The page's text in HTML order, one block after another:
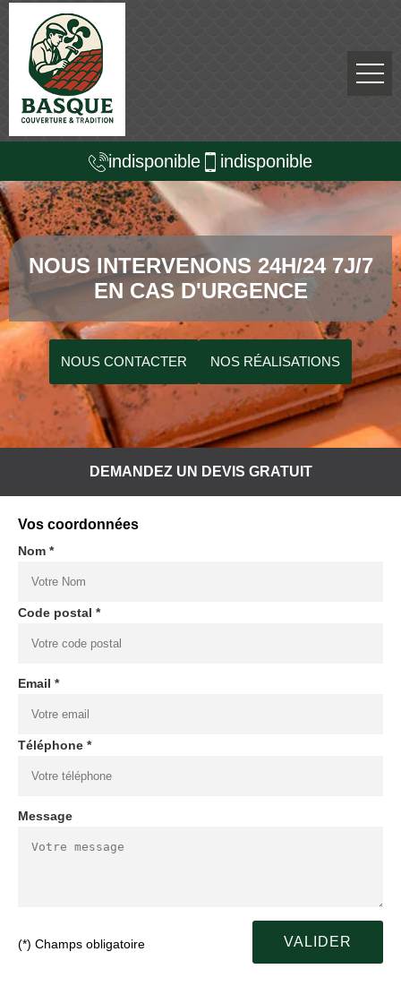
indisponible indisponible
NOUS INTERVENONS 24H/24 7J/7
EN CAS D'URGENCE
NOUS CONTACTER NOS RÉALISATIONS
DEMANDEZ UN DEVIS GRATUIT
Vos coordonnées
Nom *
Code postal *
Email *
Téléphone *
Message
(*) Champs obligatoire